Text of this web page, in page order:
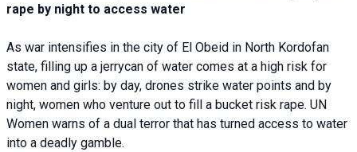
rape by night to access water
As war intensifies in the city of El Obeid in North Kordofan
state, filling up a jerrycan of water comes at a high risk for
women and girls: by day, drones strike water points and by
night, women who venture out to fill a bucket risk rape. UN
Women warns of a dual terror that has turned access to water
into a deadly gamble.